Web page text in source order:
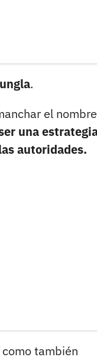
.
el
una
autoridades.
también